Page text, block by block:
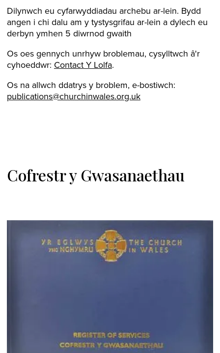
Dilynwch eu cyfarwyddiadau archebu ar-lein. Bydd
angen i chi dalu am y tystysgrifau ar-lein a dylech eu
derbyn ymhen 5 diwrnod gwaith
Os oes gennych unrhyw broblemau, cysylltwch â'r
cyhoeddwr: Contact Y Lolfa.
Os na allwch ddatrys y broblem, e-bostiwch:
publications@churchinwales.org.uk
Cofrestr y Gwasanaethau